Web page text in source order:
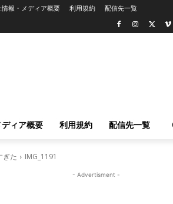
情報・メディア概要 利用規約 配信先一覧
ィア概要 利用規約 配信先一覧
ぎた IMG_1191
- Advertisment -